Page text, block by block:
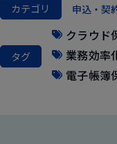
カテゴリ 申込・契
タグ
クラウド
業務効率
電子帳簿